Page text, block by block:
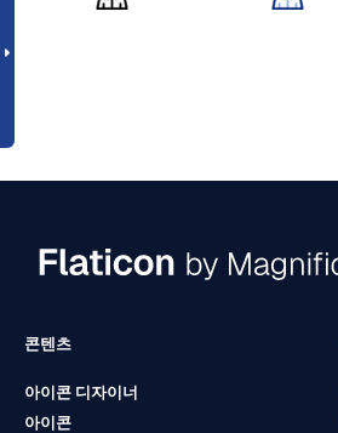
콘텐츠
아이콘 디자이너
아이콘